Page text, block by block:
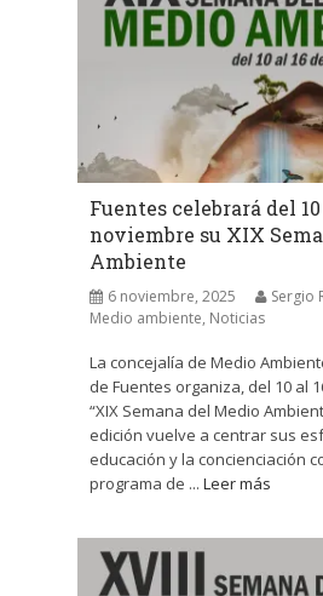
Fuentes celebrará del 10
noviembre su XIX
Ambiente
6 noviembre, 2025
Sergio
Medio ambiente, Noticias
La concejalía de Medio
de Fuentes organiza, del 10 al
“XIX Semana del Medio
edición vuelve a centrar sus
educación y la concienciación
programa de ... Leer más